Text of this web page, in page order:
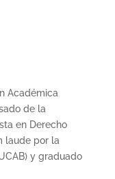
Académica
de la
en Derecho
laude por la
y graduado